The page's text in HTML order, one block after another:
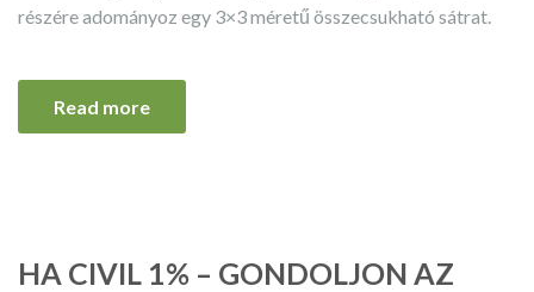
részére adományoz egy 3×3 méretű összecsukható sátrat.
Read more
HA CIVIL 1% – GONDOLJON AZ